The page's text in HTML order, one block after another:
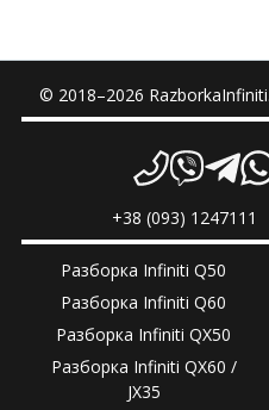
© 2018–2026
+38 (093) 1247111
Разборка Infiniti Q50
Разборка Infiniti Q60
Разборка Infiniti QX50
Разборка Infiniti QX60 /
JX35